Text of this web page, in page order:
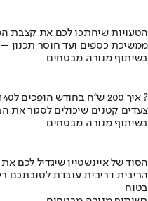
הטעויות שיחתכו לכם את קצבת
ממשיכת כספים ועד חוסר תכנון
בשיתוף מנורה מבטחים
איך 200 ש"ח בחודש הופכים ל140 אלף ?
צעדים קטנים שיכולים לסגור את
בשיתוף מנורה מבטחים
הסוד של איינשטיין שיגדיל לכם
הריבית דריבית עובדת לטובתכם
בטוח